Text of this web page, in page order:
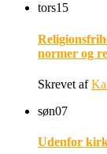
tors15
normer og
Skrevet af
søn07
Udenfor